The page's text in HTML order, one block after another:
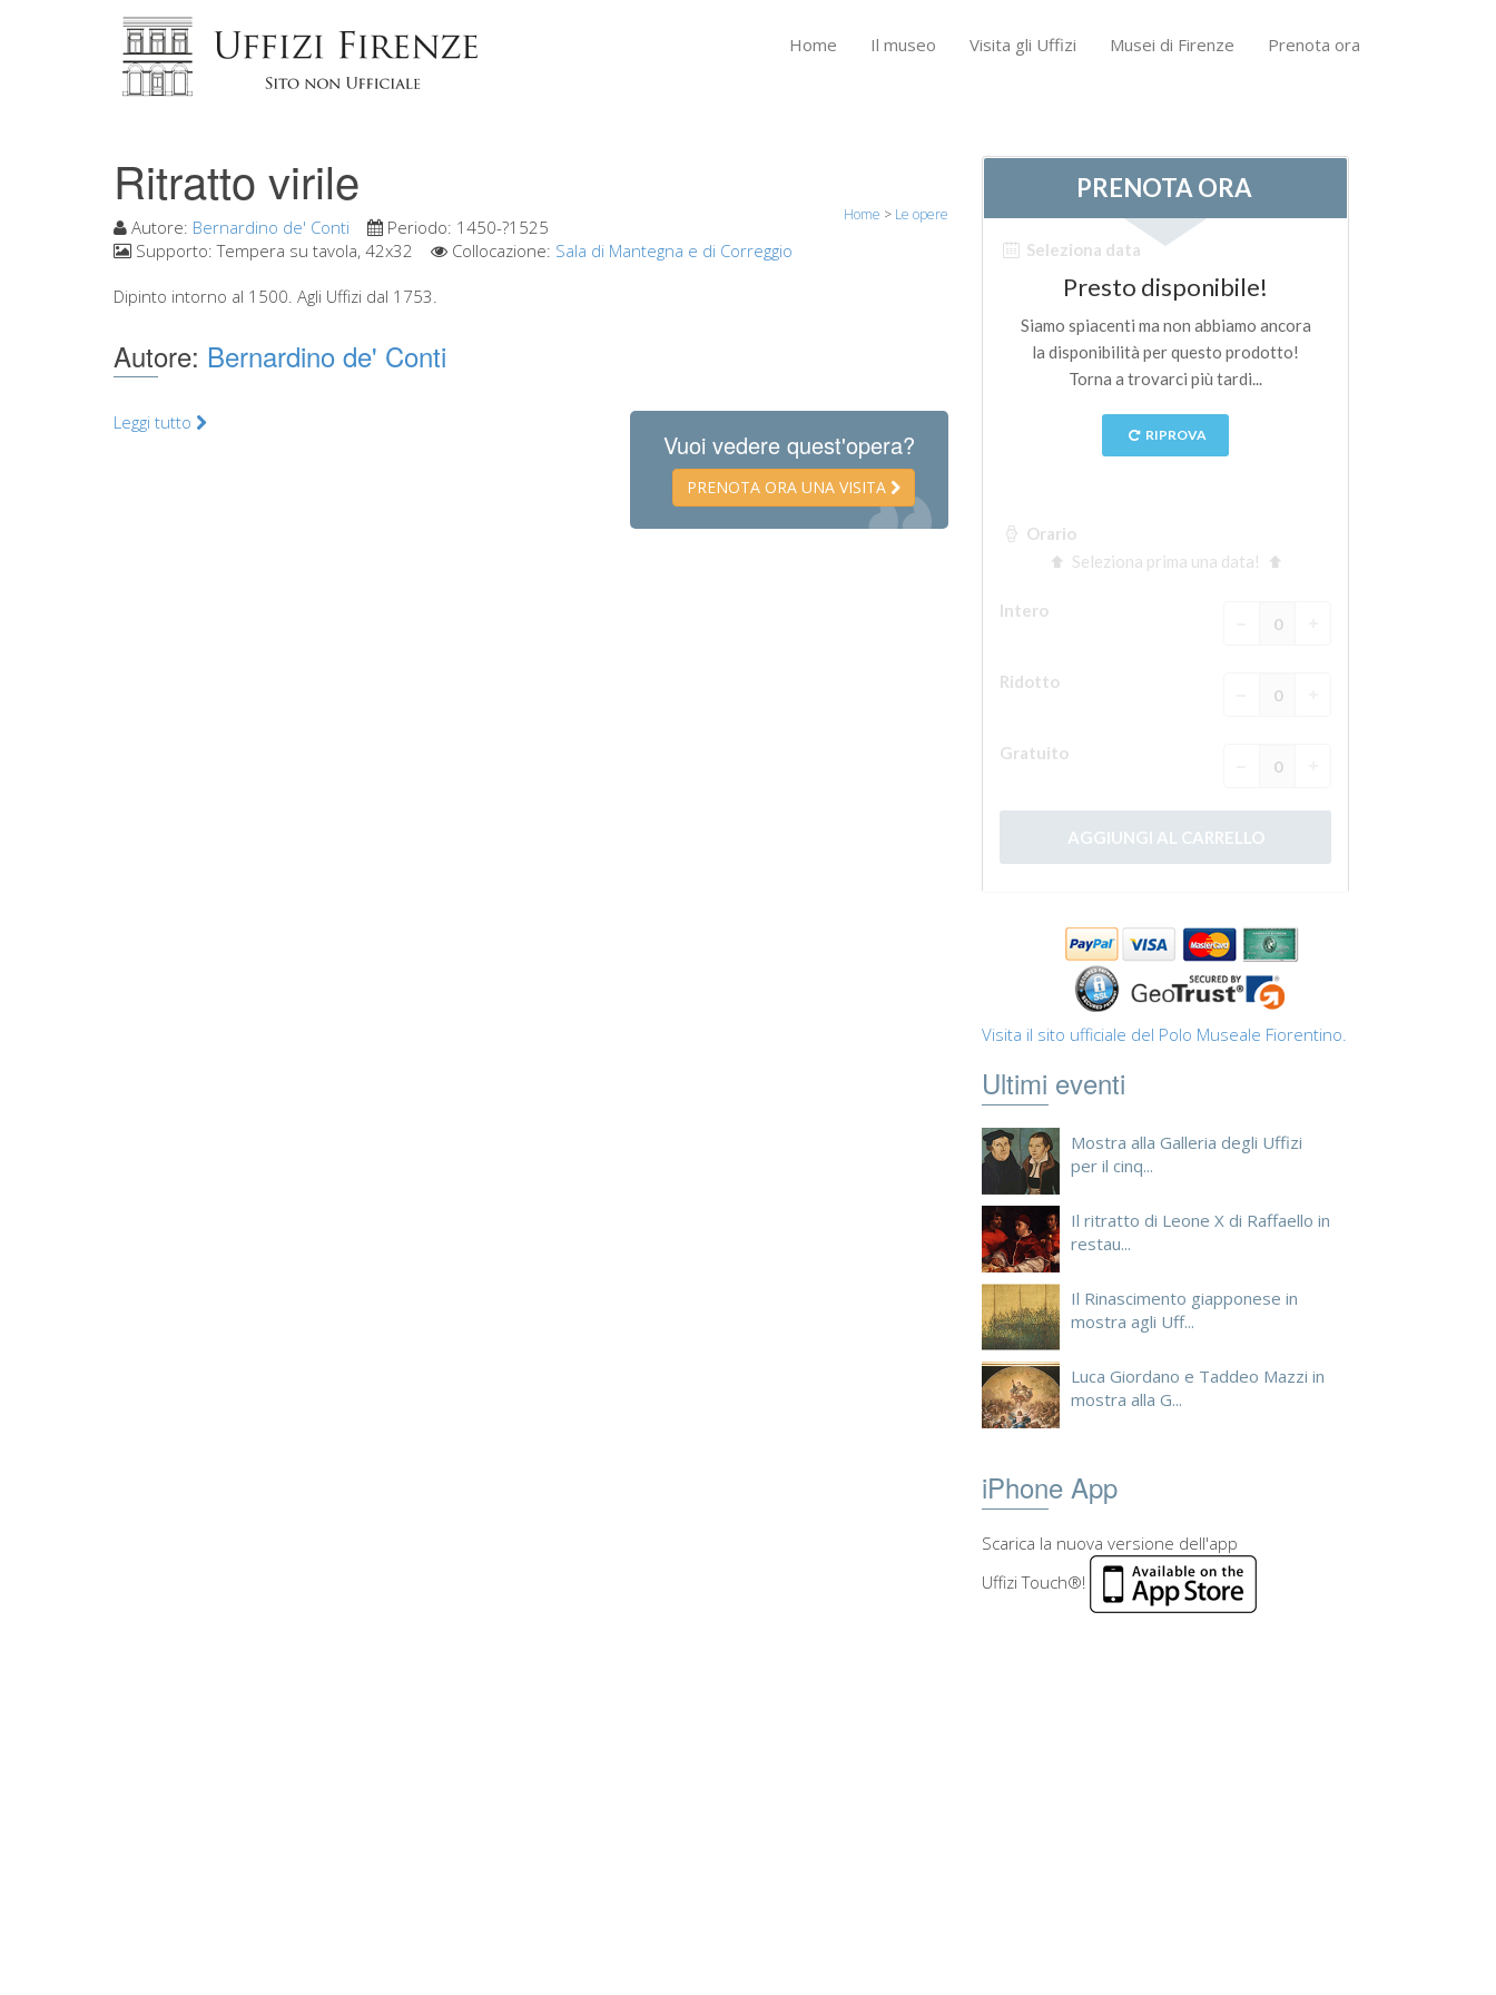
Home Il museo Visita gli Uffizi Musei di Firenze Prenota ora
Ritratto virile
Home > Le opere
Autore: Bernardino de' Conti Periodo: 1450-?1525
Supporto:Tempera su tavola, 42x32 Collocazione: Sala di Mantegna e di Correggio
Dipinto intorno al 1500. Agli Uffizi dal 1753.
Autore: Bernardino de' Conti
Vuoi vedere quest'opera?
PRENOTA ORA UNA VISITA
Leggi tutto
Visita il sito ufficiale del Polo Museale Fiorentino.
Ultimi eventi
Mostra alla Galleria degli Uffizi
per il cinq...
Il ritratto di Leone X di Raffaello in
restau...
Il Rinascimento giapponese in
mostra agli Uff...
Luca Giordano e Taddeo Mazzi in
mostra alla G...
iPhone App
Scarica la nuova versione dell'app
Uffizi Touch®!